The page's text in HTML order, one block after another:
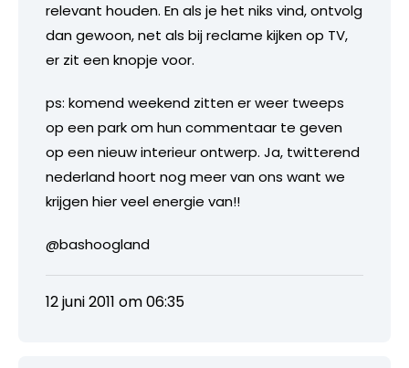
relevant houden. En als je het niks vind, ontvolg
dan gewoon, net als bij reclame kijken op TV,
er zit een knopje voor.
ps: komend weekend zitten er weer tweeps
op een park om hun commentaar te geven
op een nieuw interieur ontwerp. Ja, twitterend
nederland hoort nog meer van ons want we
krijgen hier veel energie van!!
@bashoogland
12 juni 2011 om 06:35